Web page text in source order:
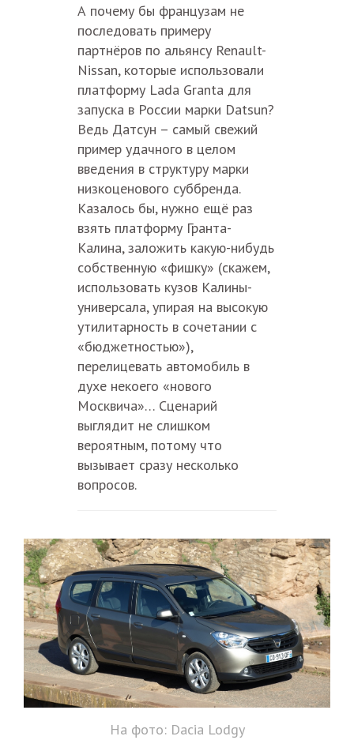
А почему бы французам не
последовать примеру
партнёров по альянсу Renault-
Nissan, которые использовали
платформу Lada Granta для
запуска в России марки Datsun?
Ведь Датсун – самый свежий
пример удачного в целом
введения в структуру марки
низкоценового суббренда.
Казалось бы, нужно ещё раз
взять платформу Гранта-
Калина, заложить какую-нибудь
собственную «фишку» (скажем,
использовать кузов Калины-
универсала, упирая на высокую
утилитарность в сочетании с
«бюджетностью»),
перелицевать автомобиль в
духе некоего «нового
Москвича»… Сценарий
выглядит не слишком
вероятным, потому что
вызывает сразу несколько
вопросов.
На фото: Dacia Lodgy